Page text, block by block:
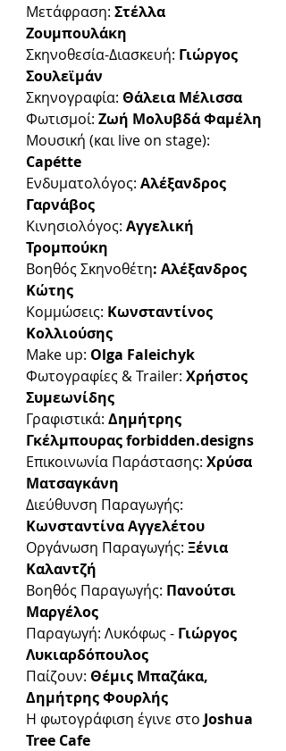
Μετάφραση: Στέλλα
Ζουμπουλάκη
Σκηνοθεσία-Διασκευή: Γιώργος
Σουλεϊμάν
Σκηνογραφία: Θάλεια Μέλισσα
Φωτισμοί: Ζωή Μολυβδά Φαμέλη
Μουσική (και live on stage):
Capétte
Ενδυματολόγος: Αλέξανδρος
Γαρνάβος
Κινησιολόγος: Αγγελική
Τρομπούκη
Βοηθός Σκηνοθέτη: Αλέξανδρος
Κώτης
Κομμώσεις: Κωνσταντίνος
Κολλιούσης
Make up: Olga Faleichyk
Φωτογραφίες & Trailer: Χρήστος
Συμεωνίδης
Γραφιστικά: Δημήτρης
Γκέλμπουρας forbidden.designs
Επικοινωνία Παράστασης: Χρύσα
Ματσαγκάνη
Διεύθυνση Παραγωγής:
Κωνσταντίνα Αγγελέτου
Οργάνωση Παραγωγής: Ξένια
Καλαντζή
Βοηθός Παραγωγής: Πανούτσι
Μαργέλος
Παραγωγή: Λυκόφως - Γιώργος
Λυκιαρδόπουλος
Παίζουν: Θέμις Μπαζάκα,
Δημήτρης Φουρλής
Η φωτογράφιση έγινε στο Joshua
Tree Cafe